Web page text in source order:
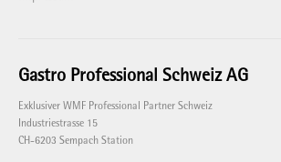
Gastro Professional Schweiz AG
Exklusiver WMF Professional Partner Schweiz
Industriestrasse 15
CH-6203 Sempach Station